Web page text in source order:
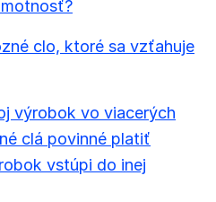
clo, ktoré sa vzťahuje
výrobok vo viacerých
clá povinné platiť
vstúpi do inej